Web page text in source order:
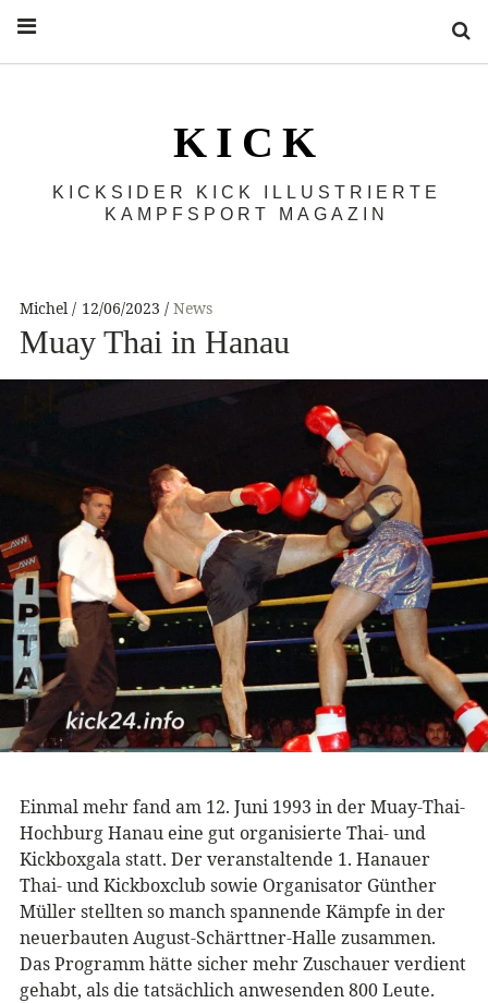
K I C K
KICKSIDER KICK ILLUSTRIERTE
KAMPFSPORT MAGAZIN
Michel 12/06/2023 News
Muay Thai in Hanau
Einmal mehr fand am 12. Juni 1993 in der Muay-Thai-
Hochburg Hanau eine gut organisierte Thai- und
Kickboxgala statt. Der veranstaltende 1. Hanauer
Thai- und Kickboxclub sowie Organisator Günther
Müller stellten so manch spannende Kämpfe in der
neuerbauten August-Schärttner-Halle zusammen.
Das Programm hätte sicher mehr Zuschauer verdient
gehabt, als die tatsächlich anwesenden 800 Leute.